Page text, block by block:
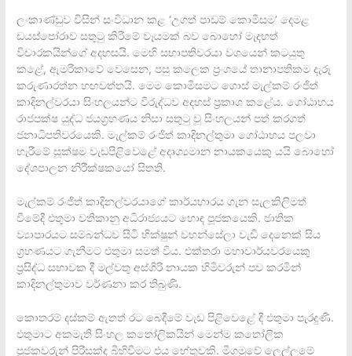
ලංකාණ්ඩුව විසින් සංවිධාන කළ ‘උගත් පාඩම් කොමිසම’ දෙමළ
ඩයස්පෝරාව සතුටු කිරීමේ වෑයමක් බව බොහෝ මැදහත්
විචාරකයින්ගේ අදහසයි. මෙහි සභාපතිවරයා වශයෙන් කටයුතු
කළේ, ඇමරිකාවේ වෙසෙන, පසු කලෙක ප‍්‍රංශයේ තානාපතිකම දැරූ
කරුණාරත්න හඟවත්තයි. මෙම කොමිසමට ගොස් මැල්කම් රංජිත්
කාදිනල්වරයා සිංහලයන්ට විරුද්ධව අදහස් ප‍්‍රකාශ කළේය. ගෝඨාභය
රාජපක්ෂ යුද්ධ ජයග‍්‍රහණය නිසා සතුටු වූ සිංහලයන් පත් කරගත්
ජනාධිපතිවරයෙකි. මැල්කම් රංජිත් කාදිනල්තුමා ගෝඨාභය පලවා
හැරීමේ සූක්ෂම වැඩපිළිවෙළේ අදෘශ්‍යමාන නායකයෙකු යයි බොහෝ
දේශපාලන නිරීක්ෂකයෝ සිතති.
මැල්කම් රංජිත් කාදිනල්වරයාගේ කාර්යභාරය ගැන සැලකිලිමත්
වීමේදී එතුමා වතිකානු අධිරාජ්‍යයට හොඳ පූජකයෙකි. ජාතික
ව්‍යාපාරයට සම්බන්ධව සිටි භික්ෂුන් වහන්සේලා වැඩි දෙනෙක් සිය
ග‍්‍රහණයට ගැනීමට එතුමා සමත් විය. එක්තරා මහාචාර්යවරයෙකු
ප‍්‍රසිද්ධ සභාවක දී මල්වතු අස්ගිරි නායක හිමිවරුන් පච කරමින්
කාදිනල්තුමාව වර්ණනා කර තිබුණි.
කොතරම් දස්කම් ඇතත් රට බෙදීමේ වැඩ පිළිවෙළේ දී එතුමා පැරදුණි.
එතුමාට අකමැති සිංහල කතෝලිකයින් මෙන්ම කතෝලික
පූජකවරුන් පිරිසක්ද බිහිවීමට එය හේතුවකි. මීගමුවේ ලෙල්ලමේ